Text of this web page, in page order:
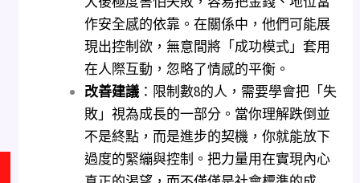
作安全感的依靠。在關係中，他們可能展
現出控制欲，無意間將「成功模式」套用
在人際互動，忽略了情感的平衡。
改善建議：限制數8的人，需要學會把「失
敗」視為成長的一部分。當你理解跌倒並
不是終點，而是進步的契機，你就能放下
過度的緊繃與控制。把力量用在實現內心